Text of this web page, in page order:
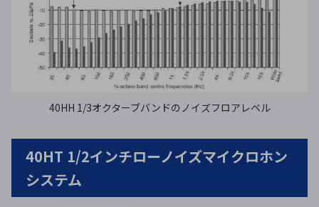
40HH 1/3オクターブバンドのノイズフロアレベル
40HT 1/2インチローノイズマイクロホン
システム